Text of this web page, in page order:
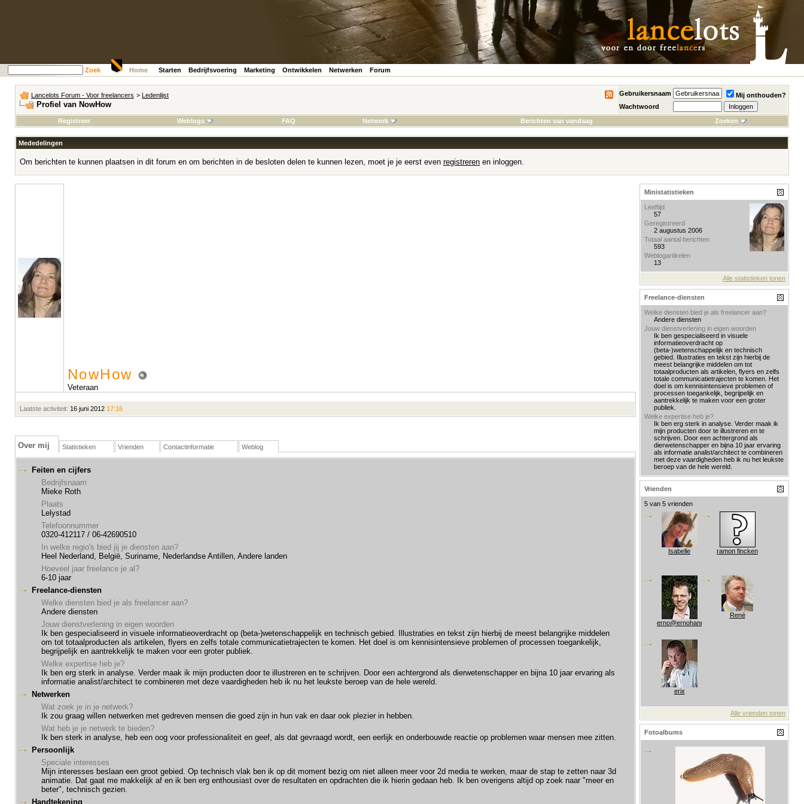
Zoek Home Starten Bedrijfsvoering Marketing Ontwikkelen Netwerken Forum
Lancelots Forum - Voor freelancers > Ledenlijst
Profiel van NowHow
Gebruikersnaam
Mij onthouden?
Wachtwoord
Registreer
Weblogs FAQ Netwerk Berichten van vandaag Zoeken
Mededelingen
Om berichten te kunnen plaatsen in dit forum en om berichten in de besloten delen te kunnen lezen, moet je je eerst even registreren en inloggen.
NowHow
Veteraan
Laatste activiteit: 16 juni 2012 17:16
Over mij Statistieken Vrienden Contactinformatie Weblog
Feiten en cijfers
Bedrijfsnaam
Mieke Roth
Plaats
Lelystad
Telefoonnummer
0320-412117 / 06-42690510
In welke regio's bied jij je diensten aan?
Heel Nederland, België, Suriname, Nederlandse Antillen, Andere landen
Hoeveel jaar freelance je al?
6-10 jaar
Freelance-diensten
Welke diensten bied je als freelancer aan?
Andere diensten
Jouw dienstverlening in eigen woorden
Ik ben gespecialiseerd in visuele informatieoverdracht op (beta-)wetenschappelijk en technisch gebied. Illustraties en tekst zijn hierbij de meest belangrijke middelen
om tot totaalproducten als artikelen, flyers en zelfs totale communicatietrajecten te komen. Het doel is om kennisintensieve problemen of processen toegankelijk,
begrijpelijk en aantrekkelijk te maken voor een groter publiek.
Welke expertise heb je?
Ik ben erg sterk in analyse. Verder maak ik mijn producten door te illustreren en te schrijven. Door een achtergrond als dierwetenschapper en bijna 10 jaar ervaring als
informatie analist/architect te combineren met deze vaardigheden heb ik nu het leukste beroep van de hele wereld.
Netwerken
Wat zoek je in je netwerk?
Ik zou graag willen netwerken met gedreven mensen die goed zijn in hun vak en daar ook plezier in hebben.
Wat heb je je netwerk te bieden?
Ik ben sterk in analyse, heb een oog voor professionaliteit en geef, als dat gevraagd wordt, een eerlijk en onderbouwde reactie op problemen waar mensen mee zitten.
Persoonlijk
Speciale interesses
Mijn interesses beslaan een groot gebied. Op technisch vlak ben ik op dit moment bezig om niet alleen meer voor 2d media te werken, maar de stap te zetten naar 3d
animatie. Dat gaat me makkelijk af en ik ben erg enthousiast over de resultaten en opdrachten die ik hierin gedaan heb. Ik ben overigens altijd op zoek naar "meer en
beter", technisch gezien.
Handtekening
Ministatistieken
Leeftijd
57
Geregistreerd
2 augustus 2006
Totaal aantal berichten
593
Weblogartikelen
13
Alle statistieken tonen
Freelance-diensten
Welke diensten bied je als freelancer aan?
Andere diensten
Jouw dienstverlening in eigen woorden
Ik ben gespecialiseerd in visuele
informatieoverdracht op
(beta-)wetenschappelijk en technisch
gebied. Illustraties en tekst zijn hierbij de
meest belangrijke middelen om tot
totaalproducten als artikelen, flyers en zelfs
totale communicatietrajecten te komen. Het
doel is om kennisintensieve problemen of
processen toegankelijk, begrijpelijk en
aantrekkelijk te maken voor een groter
publiek.
Welke expertise heb je?
Ik ben erg sterk in analyse. Verder maak ik
mijn producten door te illustreren en te
schrijven. Door een achtergrond als
dierwetenschapper en bijna 10 jaar ervaring
als informatie analist/architect te combineren
met deze vaardigheden heb ik nu het leukste
beroep van de hele wereld.
Vrienden
5 van 5 vrienden
Isabelle ramon fincken
erno@ernohannink.nl
René
erix
Alle vrienden tonen
Fotoalbums